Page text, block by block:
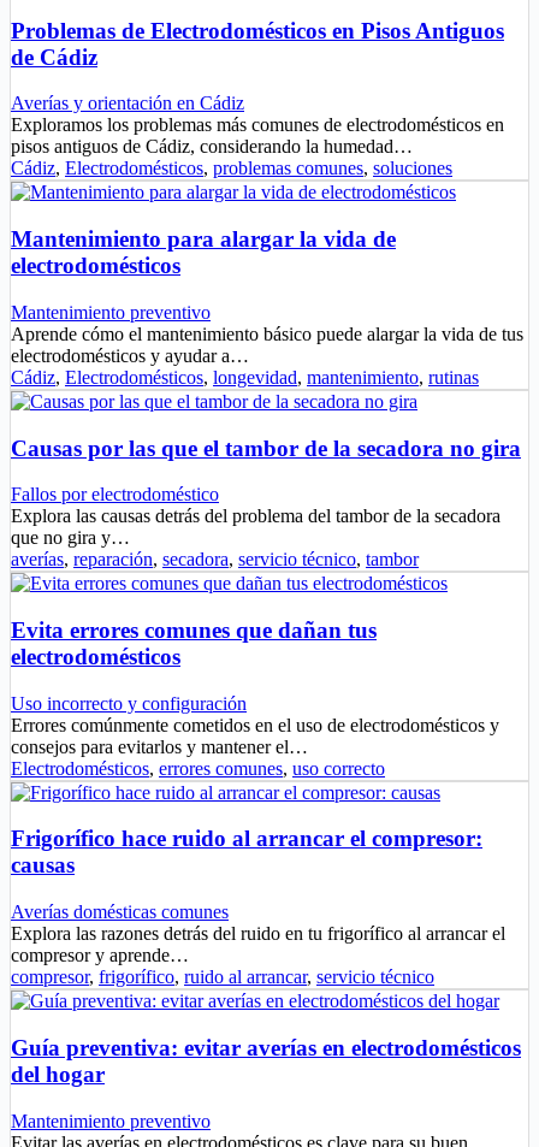
Problemas de Electrodomésticos en Pisos Antiguos
de Cádiz
Averías y orientación en Cádiz
Exploramos los problemas más comunes de electrodomésticos en
pisos antiguos de Cádiz, considerando la humedad…
Cádiz, Electrodomésticos, problemas comunes, soluciones
Mantenimiento para alargar la vida de
electrodomésticos
Mantenimiento preventivo
Aprende cómo el mantenimiento básico puede alargar la vida de tus
electrodomésticos y ayudar a…
Cádiz, Electrodomésticos, longevidad, mantenimiento, rutinas
Causas por las que el tambor de la secadora no gira
Fallos por electrodoméstico
Explora las causas detrás del problema del tambor de la secadora
que no gira y…
averías, reparación, secadora, servicio técnico, tambor
Evita errores comunes que dañan tus
electrodomésticos
Uso incorrecto y configuración
Errores comúnmente cometidos en el uso de electrodomésticos y
consejos para evitarlos y mantener el…
Electrodomésticos, errores comunes, uso correcto
Frigorífico hace ruido al arrancar el compresor:
causas
Averías domésticas comunes
Explora las razones detrás del ruido en tu frigorífico al arrancar el
compresor y aprende…
compresor, frigorífico, ruido al arrancar, servicio técnico
Guía preventiva: evitar averías en electrodomésticos
del hogar
Mantenimiento preventivo
Evitar las averías en electrodomésticos es clave para su buen